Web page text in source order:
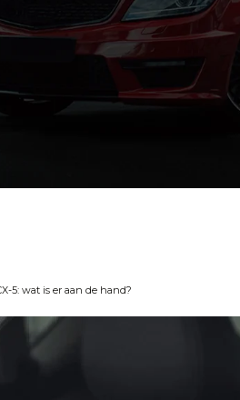
5: wat is er aan de hand?